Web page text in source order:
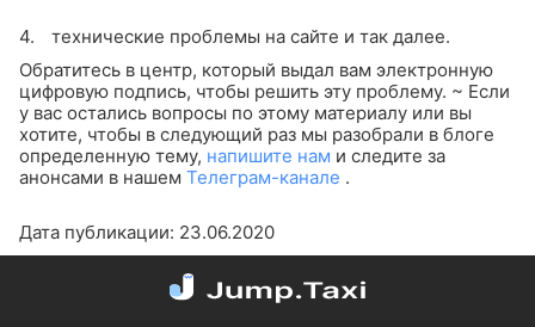
технические проблемы на сайте и так далее.
Обратитесь в центр, который выдал вам электронную
цифровую подпись, чтобы решить эту проблему. ~ Если
у вас остались вопросы по этому материалу или вы
хотите, чтобы в следующий раз мы разобрали в блоге
определенную тему, напишите нам и следите за
анонсами в нашем Телеграм-канале .
Дата публикации: 23.06.2020